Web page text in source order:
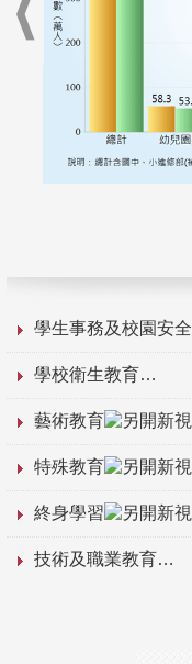
學生事務及校園安全
學校衛生教育
藝術教育
特殊教育
終身學習
技術及職業教育